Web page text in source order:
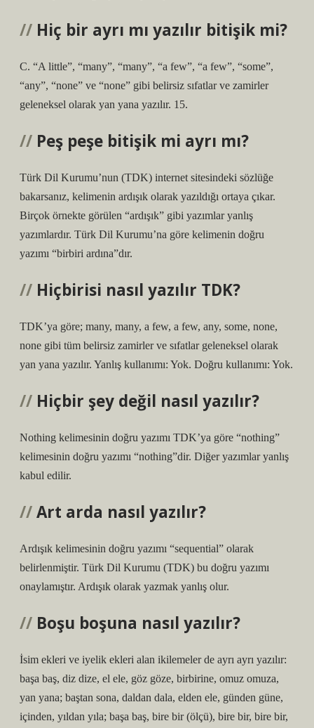
Hiç bir ayrı mı yazılır bitişik mi?
C. “A little”, “many”, “many”, “a few”, “a few”, “some”,
“any”, “none” ve “none” gibi belirsiz sıfatlar ve zamirler
geleneksel olarak yan yana yazılır. 15.
Peş peşe bitişik mi ayrı mı?
Türk Dil Kurumu’nun (TDK) internet sitesindeki sözlüğe
bakarsanız, kelimenin ardışık olarak yazıldığı ortaya çıkar.
Birçok örnekte görülen “ardışık” gibi yazımlar yanlış
yazımlardır. Türk Dil Kurumu’na göre kelimenin doğru
yazımı “birbiri ardına”dır.
Hiçbirisi nasıl yazılır TDK?
TDK’ya göre; many, many, a few, a few, any, some, none,
none gibi tüm belirsiz zamirler ve sıfatlar geleneksel olarak
yan yana yazılır. Yanlış kullanımı: Yok. Doğru kullanımı: Yok.
Hiçbir şey değil nasıl yazılır?
Nothing kelimesinin doğru yazımı TDK’ya göre “nothing”
kelimesinin doğru yazımı “nothing”dir. Diğer yazımlar yanlış
kabul edilir.
Art arda nasıl yazılır?
Ardışık kelimesinin doğru yazımı “sequential” olarak
belirlenmiştir. Türk Dil Kurumu (TDK) bu doğru yazımı
onaylamıştır. Ardışık olarak yazmak yanlış olur.
Boşu boşuna nasıl yazılır?
İsim ekleri ve iyelik ekleri alan ikilemeler de ayrı ayrı yazılır:
başa baş, diz dize, el ele, göz göze, birbirine, omuz omuza,
yan yana; baştan sona, daldan dala, elden ele, günden güne,
içinden, yıldan yıla; başa baş, bire bir (ölçü), bire bir, bire bir,